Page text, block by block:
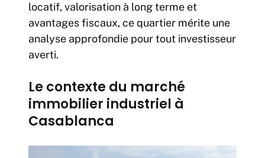
locatif, valorisation à long terme et
avantages fiscaux, ce quartier mérite une
analyse approfondie pour tout investisseur
averti.
Le contexte du marché
immobilier industriel à
Casablanca